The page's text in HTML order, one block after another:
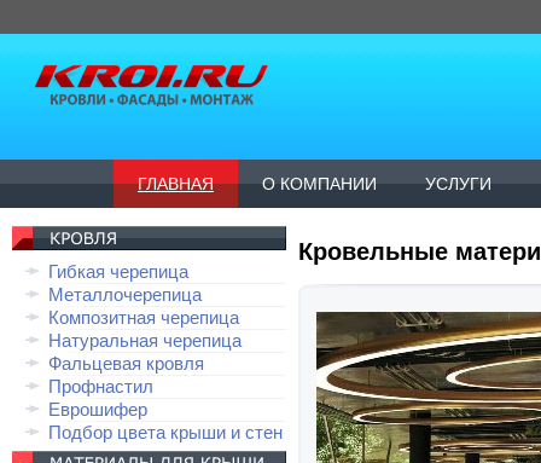
ГЛАВНАЯ О КОМПАНИИ УСЛУГИ
Гибкая черепица
Металлочерепица
Композитная черепица
Натуральная черепица
Фальцевая кровля
Профнастил
Еврошифер
Подбор цвета крыши и стен
Кровельные